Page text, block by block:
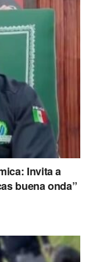
Invita a
buena onda”